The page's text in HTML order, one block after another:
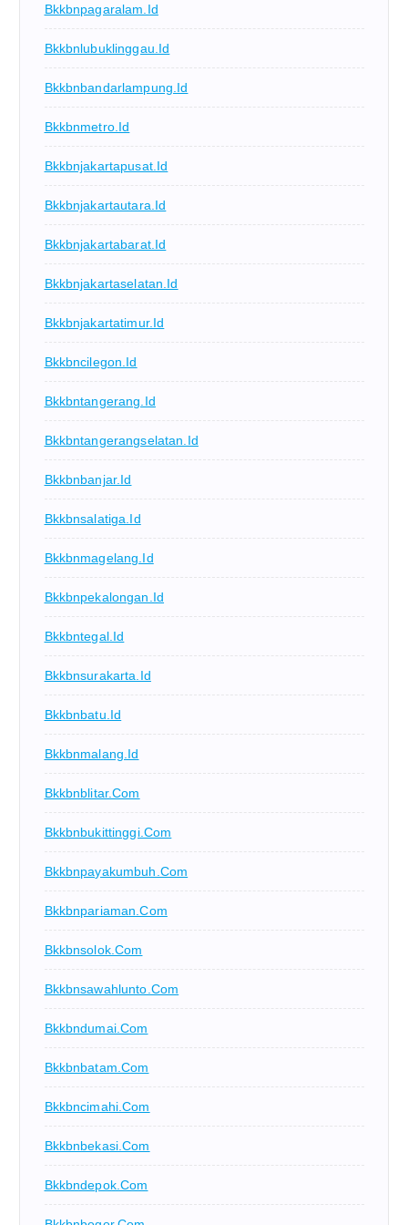
Bkkbnpagaralam.id
Bkkbnlubuklinggau.id
Bkkbnbandarlampung.id
Bkkbnmetro.id
Bkkbnjakartapusat.id
Bkkbnjakartautara.id
Bkkbnjakartabarat.id
Bkkbnjakartaselatan.id
Bkkbnjakartatimur.id
Bkkbncilegon.id
Bkkbntangerang.id
Bkkbntangerangselatan.id
Bkkbnbanjar.id
Bkkbnsalatiga.id
Bkkbnmagelang.id
Bkkbnpekalongan.id
Bkkbntegal.id
Bkkbnsurakarta.id
Bkkbnbatu.id
Bkkbnmalang.id
Bkkbnblitar.com
Bkkbnbukittinggi.com
Bkkbnpayakumbuh.com
Bkkbnpariaman.com
Bkkbnsolok.com
Bkkbnsawahlunto.com
Bkkbndumai.com
Bkkbnbatam.com
Bkkbncimahi.com
Bkkbnbekasi.com
Bkkbndepok.com